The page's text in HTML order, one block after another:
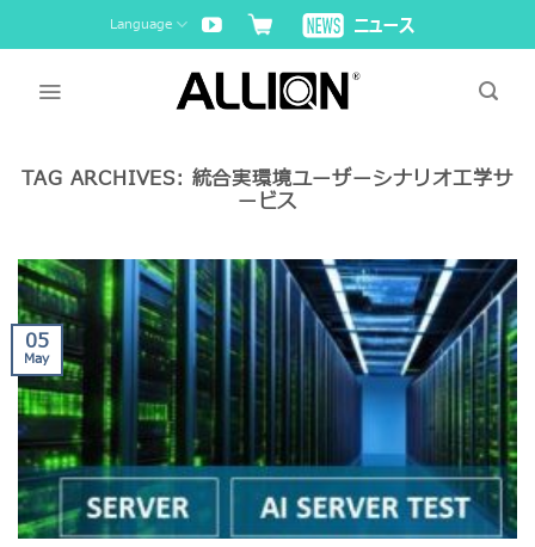
to
Language
TAG ARCHIVES: 統合実環境ユーザーシナリオ工学サ
ービス
05
May